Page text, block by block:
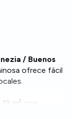
/ Buenos
ofrece fácil
m² con
de